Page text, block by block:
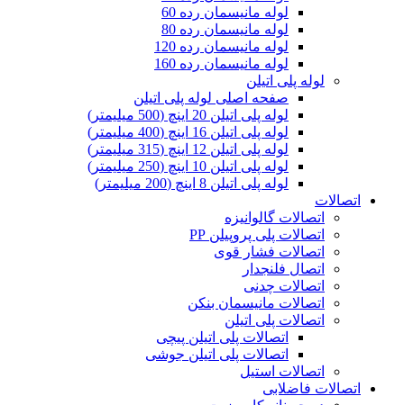
لوله مانیسمان رده 60
لوله مانیسمان رده 80
لوله مانیسمان رده 120
لوله مانیسمان رده 160
لوله پلی اتیلن
صفحه اصلی لوله پلی اتیلن
لوله پلی اتیلن 20 اینچ (500 میلیمتر)
لوله پلی اتیلن 16 اینچ (400 میلیمتر)
لوله پلی اتیلن 12 اینچ (315 میلیمتر)
لوله پلی اتیلن 10 اینچ (250 میلیمتر)
لوله پلی اتیلن 8 اینچ (200 میلیمتر)
اتصالات
اتصالات گالوانیزه
اتصالات پلی پروپیلن PP
اتصالات فشار قوی
اتصال فلنجدار
اتصالات چدنی
اتصالات مانیسمان بنکن
اتصالات پلی اتیلن
اتصالات پلی اتیلن پیچی
اتصالات پلی اتیلن جوشی
اتصالات استیل
اتصالات فاضلابی